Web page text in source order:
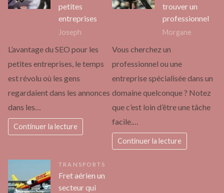
petites
entreprises
Joseph
L’avantage du SEO pour les
petites entreprises, le temps
est révolu où les gens
regardaient dans les annonces
dans les…
Continuer la lecture
trouver un
professionnel
Morgane
Vous cherchez un
professionnel ou une
entreprise spécialisée dans un
domaine quelconque ? Notez
que c’est loin d’être une tâche
facile.…
Continuer la lecture
TRANSPORTS
Fret aérien un
secteur qui